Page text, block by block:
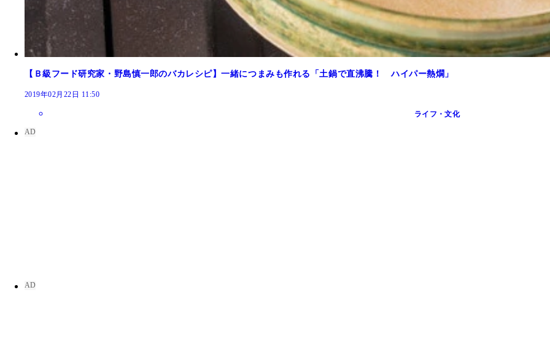
【Ｂ級フード研究家・野島慎一郎のバカレシピ】一緒につまみも作れる「土鍋で直沸騰！ ハイパー熱燗」
2019年02月22日 11:50
ライフ・文化